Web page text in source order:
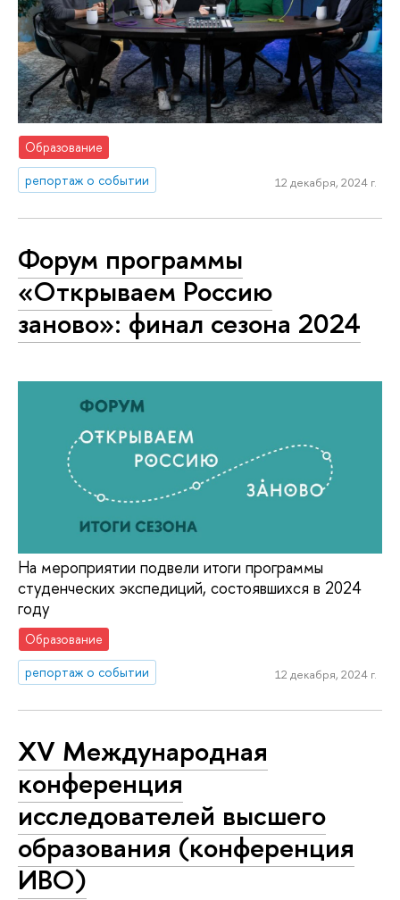
Образование
репортаж о событии
12 декабря, 2024 г.
Форум программы
«Открываем Россию
заново»: финал сезона 2024
На мероприятии подвели итоги программы
студенческих экспедиций, состоявшихся в 2024
году
Образование
репортаж о событии
12 декабря, 2024 г.
XV Международная
конференция
исследователей высшего
образования (конференция
ИВО)